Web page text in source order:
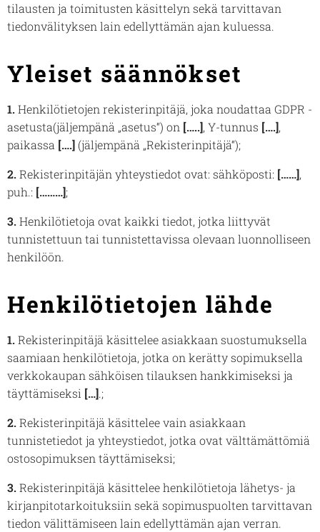
tilausten ja toimitusten käsittelyn sekä tarvittavan
tiedonvälityksen lain edellyttämän ajan kuluessa.
Yleiset säännökset
1.Henkilötietojen rekisterinpitäjä, joka noudattaa GDPR -
asetusta(jäljempänä „asetus“) on […..], Y-tunnus [….],
paikassa [….] (jäljempänä „Rekisterinpitäjä“);
2.Rekisterinpitäjän yhteystiedot ovat: sähköposti: [……],
puh.: [………];
3.Henkilötietoja ovat kaikki tiedot, jotka liittyvät
tunnistettuun tai tunnistettavissa olevaan luonnolliseen
henkilöön.
Henkilötietojen lähde
1.Rekisterinpitäjä käsittelee asiakkaan suostumuksella
saamiaan henkilötietoja, jotka on kerätty sopimuksella
verkkokaupan sähköisen tilauksen hankkimiseksi ja
täyttämiseksi […].;
2.Rekisterinpitäjä käsittelee vain asiakkaan
tunnistetiedot ja yhteystiedot, jotka ovat välttämättömiä
ostosopimuksen täyttämiseksi;
3.Rekisterinpitäjä käsittelee henkilötietoja lähetys- ja
kirjanpitotarkoituksiin sekä sopimuspuolten tarvittavan
tiedon välittämiseen lain edellyttämän ajan verran.